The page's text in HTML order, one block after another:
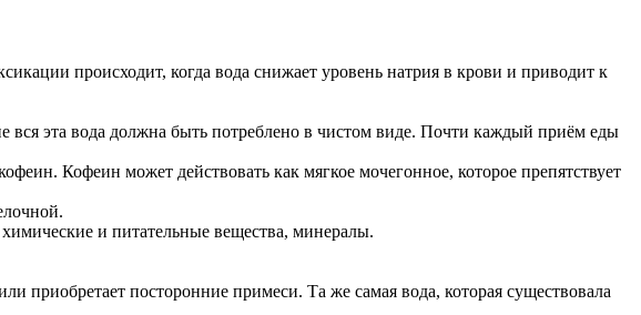
происходит, когда вода снижает уровень натрия в крови и приводит к
эта вода должна быть потреблено в чистом виде. Почти каждый приём еды
Кофеин может действовать как мягкое мочегонное, которое препятствует
химические и питательные вещества, минералы.
приобретает посторонние примеси. Та же самая вода, которая существовала